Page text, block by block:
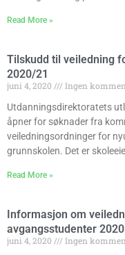
Read More »
Tilskudd til veiledning
2020/21
juni 4, 2020
Ingen
Utdanningsdirektoratets
åpner for søknader fra
veiledningsordninger for
grunnskolen. Det er
Read More »
Informasjon om
avgangsstudenter 2020
juni 4, 2020
Ingen